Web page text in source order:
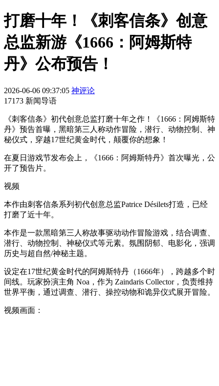
打磨十年！《刺客信条》创意
总监新游《1666：阿姆斯特
丹》公布预告！
2026-06-06 09:37:05 神评论
17173 新闻导语
《刺客信条》初代创意总监打磨十年之作！《1666：阿姆斯特
丹》预告首曝，黑暗第三人称动作冒险，潜行、动物控制、神
秘仪式，穿越17世纪黄金时代，颠覆你的想象！
在夏日游戏节发布会上，《1666：阿姆斯特丹》首次曝光，公
开了预告片。
视频
本作由刺客信条系列初代创意总监Patrice Désilets打造，已经
打磨了近十年。
本作是一款黑暗第三人称故事驱动动作冒险游戏，结合调查、
潜行、动物控制、神秘仪式等元素。氛围阴郁、电影化，强调
历史与超自然/神秘主题。
设定在17世纪黄金时代的阿姆斯特丹（1666年），跨越多个时
间线。玩家扮演主角 Noa，作为 Zaindaris Collector，负责维持
世界平衡，通过调查、潜行、操控动物和诡异仪式展开冒险。
视频画面：